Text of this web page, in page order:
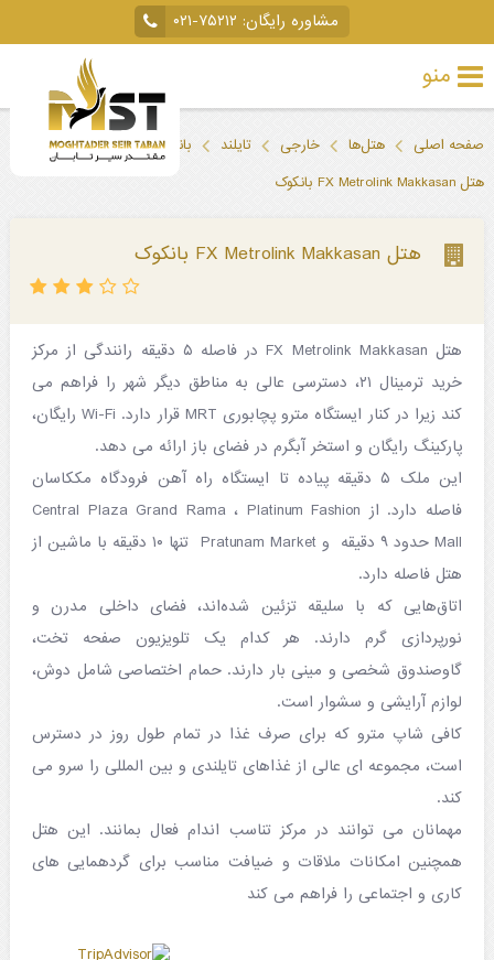
مشاوره رایگان: ۰۲۱-۷۵۲۱۲
منو
داخلی
آخری
جاذبه‌های
گردشگری
صفحه اصلی هتل‌ها خارجی تایلند
بانکوک
هتل FX Metrolink Makkasan بانکوک
هتل FX Metrolink Makkasan بانکوک
هتل FX Metrolink Makkasan در فاصله ۵ دقیقه رانندگی از مرکز
خرید ترمینال ۲۱، دسترسی عالی به مناطق دیگر شهر را فراهم می
کند زیرا در کنار ایستگاه مترو پچابوری MRT قرار دارد. Wi-Fi رایگان،
پارکینگ رایگان و استخر آبگرم در فضای باز ارائه می دهد.
این ملک ۵ دقیقه پیاده تا ایستگاه راه آهن فرودگاه مککاسان
فاصله دارد. از Central Plaza Grand Rama ، Platinum Fashion
Mall حدود ۹ دقیقه و Pratunam Market تنها ۱۰ دقیقه با ماشین از
هتل فاصله دارد.
اتاق‌هایی که با سلیقه تزئین شده‌اند، فضای داخلی مدرن و
نورپردازی گرم دارند. هر کدام یک تلویزیون صفحه تخت،
گاوصندوق شخصی و مینی بار دارند. حمام اختصاصی شامل دوش،
لوازم آرایشی و سشوار است.
کافی شاپ مترو که برای صرف غذا در تمام طول روز در دسترس
است، مجموعه ای عالی از غذاهای تایلندی و بین المللی را سرو می
کند.
مهمانان می توانند در مرکز تناسب اندام فعال بمانند. این هتل
همچنین امکانات ملاقات و ضیافت مناسب برای گردهمایی های
کاری و اجتماعی را فراهم می کند